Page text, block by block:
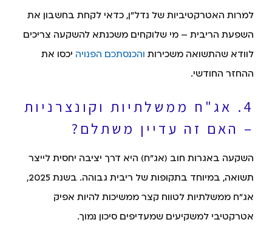
למרות האטרקטיביות של נדל"ן, כדאי לקחת בחשבון את
השפעת הריבית – מי שלוקחים משכנתא להשקעה צריכים
לוודא שהתשואה משכירות והכנסתכם הפנויה יכסו את
ההחזר החודשי.
4. אג"ח ממשלתיות וקונצרניות
– האם זה עדיין משתלם?
השקעה באגרות חוב (אג"ח) היא דרך יציבה יחסית לייצר
תשואה, במיוחד בתקופות של ריבית גבוהה. בשנת 2025,
אג"ח ממשלתיות לטווח קצר ממשיכות להיות אפיק
אטרקטיבי למשקיעים שמעדיפים סיכון נמוך.